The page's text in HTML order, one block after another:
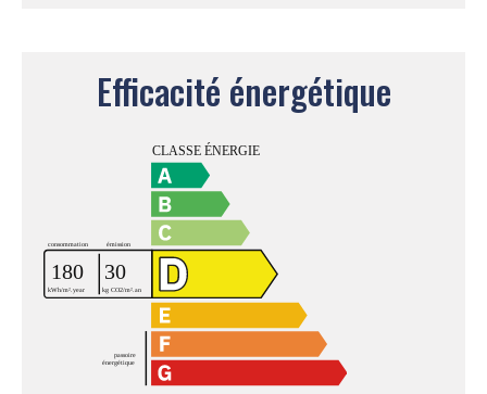
Efficacité énergétique